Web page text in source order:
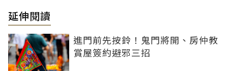
延伸閱讀
進門前先按鈴！鬼門將開、房仲教
賞屋簽約避邪三招